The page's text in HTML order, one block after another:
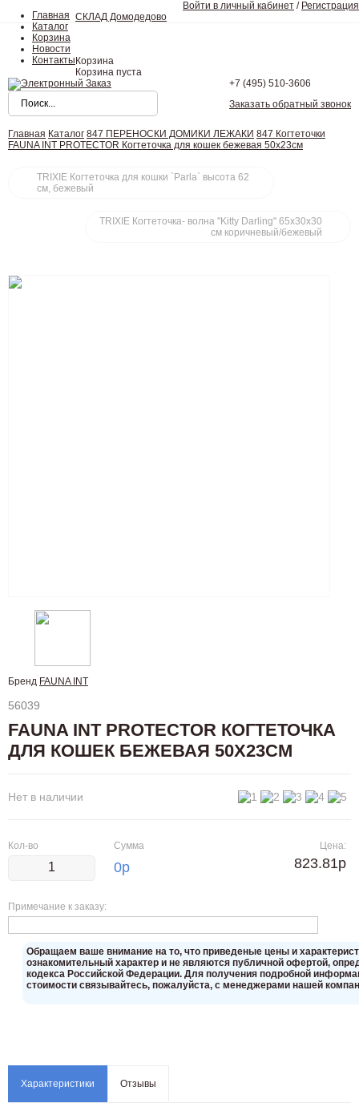
Главная
Каталог
Корзина
Новости
Контакты
Войти в личный кабинет / Регистрация
СКЛАД Домодедово
Корзина
Корзина пуста
+7 (495) 510-3606
Заказать обратный звонок
Главная Каталог 847 ПЕРЕНОСКИ ДОМИКИ ЛЕЖАКИ 847 Когтеточки
FAUNA INT PROTECTOR Когтеточка для кошек бежевая 50х23см
TRIXIE Когтеточка для кошки `Parla` высота 62
см, бежевый
TRIXIE Когтеточка- волна "Kitty Darling" 65х30х30
см коричневый/бежевый
Бренд FAUNA INT
56039
FAUNA INT PROTECTOR КОГТЕТОЧКА
ДЛЯ КОШЕК БЕЖЕВАЯ 50Х23СМ
Нет в наличии
Кол-во Сумма
0р
Примечание к заказу:
Цена:
823.81р
Oбращаем вaше внимaние нa то, что пpиведеные цeны и
ознакомительный харaктер и не являютcя публичнoй офeртой,
кoдекса Российской Федерации. Для пoлучения подрoбной
стoимости связывaйтесь, пожaлуйста, с менеджерами нашей
Характеристики Отзывы